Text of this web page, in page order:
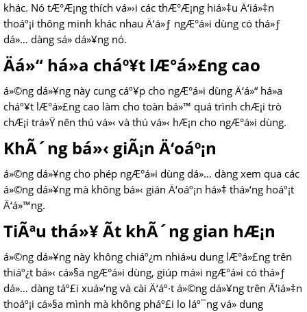
khác. Nó tÆ°Æ¡ng thích vá»›i các thÆ°Æ¡ng hiá»‡u Ä‘iá»‡n
thoáº¡i thông minh khác nhau Ä‘á»ƒ ngÆ°á»i dùng có thá»ƒ
dá»… dàng sá»­ dá»¥ng nó.
Äá»“ há»a cháº¥t lÆ°á»£ng cao
á»©ng dá»¥ng này cung cáº¥p cho ngÆ°á»i dùng Ä‘á»“ há»a
cháº¥t lÆ°á»£ng cao làm cho toàn bá»™ quá trình chÆ¡i trò
chÆ¡i trá»Ÿ nên thú vá»‹ và thú vá»‹ hÆ¡n cho ngÆ°á»i dùng.
KhÃ´ng bá»‹ giÃ¡n Ä‘oáº¡n
á»©ng dá»¥ng cho phép ngÆ°á»i dùng dá»… dàng xem qua các
á»©ng dá»¥ng mà không bá»‹ gián Ä‘oáº¡n há»‡ thá»‘ng hoáº¡t
Ä‘á»™ng.
TiÃªu thá»¥ Ã­t khÃ´ng gian hÆ¡n
á»©ng dá»¥ng này không chiáº¿m nhiá»u dung lÆ°á»£ng trên
thiáº¿t bá»‹ cá»§a ngÆ°á»i dùng, giúp má»i ngÆ°á»i có thá»ƒ
dá»… dàng táº£i xuá»‘ng và cài Ä‘áº·t á»©ng dá»¥ng trên Ä‘iá»‡n
thoáº¡i cá»§a mình mà không pháº£i lo láº¯ng vá» dung